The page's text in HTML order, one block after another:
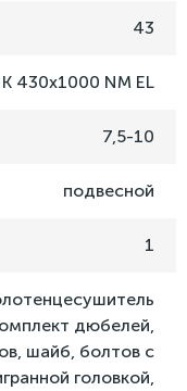
43
430х1000 NM EL
7,5-10
подвесной
1
дюбелей,
шайб, болтов с
головкой,